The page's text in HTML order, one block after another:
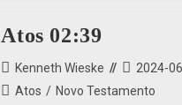
Atos 02:39
Kenneth Wieske
2024-
Atos / Novo Testamento